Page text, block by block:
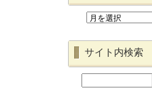
サイト内検索